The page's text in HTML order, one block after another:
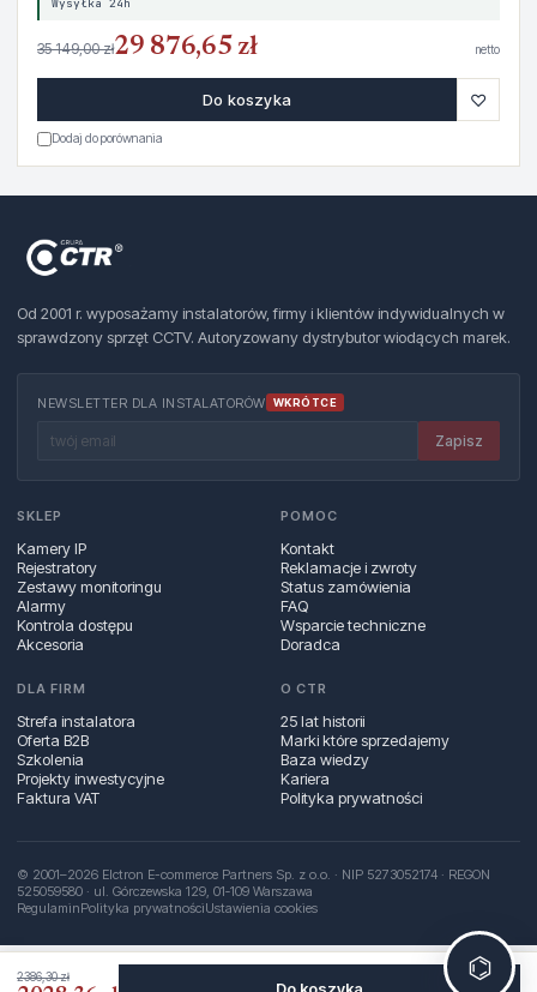
2386,30 zł
35 149,00 zł29 876,65 zł netto
Do koszyka ♡
Dodaj do porównania
Od 2001 r. wyposażamy instalatorów, firmy i klientów indywidualnych w
sprawdzony sprzęt CCTV. Autoryzowany dystrybutor wiodących marek.
NEWSLETTER DLA INSTALATORÓW WKRÓTCE
Zapisz
SKLEP
Kamery IP
Rejestratory
Zestawy monitoringu
Alarmy
Kontrola dostępu
Akcesoria
POMOC
Kontakt
Reklamacje i zwroty
Status zamówienia
FAQ
Wsparcie techniczne
Doradca
DLA FIRM
Strefa instalatora
Oferta B2B
Szkolenia
Projekty inwestycyjne
Faktura VAT
O CTR
25 lat historii
Marki które sprzedajemy
Baza wiedzy
Kariera
Polityka prywatności
© 2001–2026 Elctron E-commerce Partners Sp. z o.o. · NIP 5273052174 · REGON
525059580 · ul. Górczewska 129, 01‑109 Warszawa
RegulaminPolityka prywatnościUstawienia cookies
⌬